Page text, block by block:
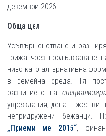
декември 2026 г.
Обща цел
Усъвършенстване и
грижа чрез продължаване
ниво като алтернативна
в семейна среда. Тя
развитието на
увреждания, деца – жертви
непридружени бежанци.
„Приеми ме 2015“,